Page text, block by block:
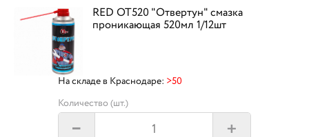
RED OT520 "Отвертун" смазка
проникающая 520мл 1/12шт
На складе в Краснодаре: >50
Количество (шт.)
– +